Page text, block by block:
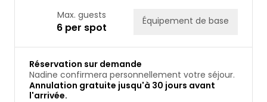
Max. guests
6 per spot Équipement de base
Réservation sur demande
Nadine confirmera personnellement votre séjour.
Annulation gratuite jusqu'à 30 jours avant
l'arrivée.